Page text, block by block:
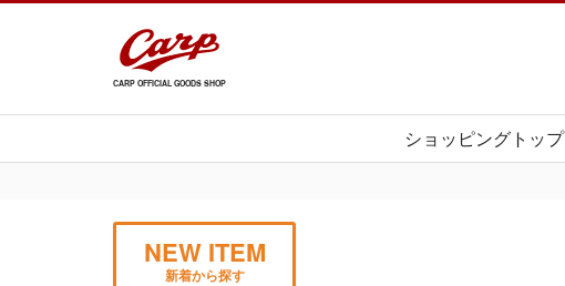
CARP OFFICIAL GOODS SHOP
ショッピングトップ
NEW ITEM
新着から探す